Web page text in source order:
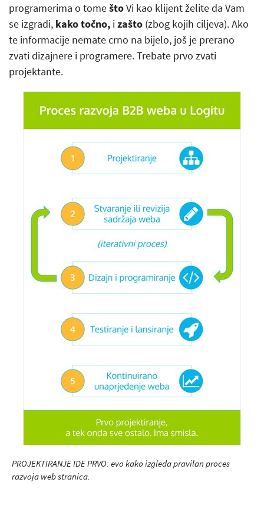
programerima o tomeštoVi kao klijent želite da Vam
se izgradi, kako točno, izašto (zbog kojih ciljeva). Ako
te informacije nemate crno na bijelo, još je prerano
zvati dizajnere i programere. Trebate prvo zvati
projektante.
PROJEKTIRANJE IDE PRVO: evo kako izgleda pravilan proces
razvoja web stranica.